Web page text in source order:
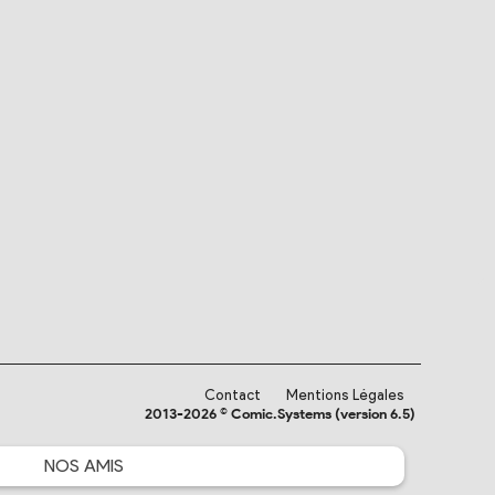
Contact
Mentions Légales
2013-2026 © Comic.Systems (version 6.5)
NOS AMIS